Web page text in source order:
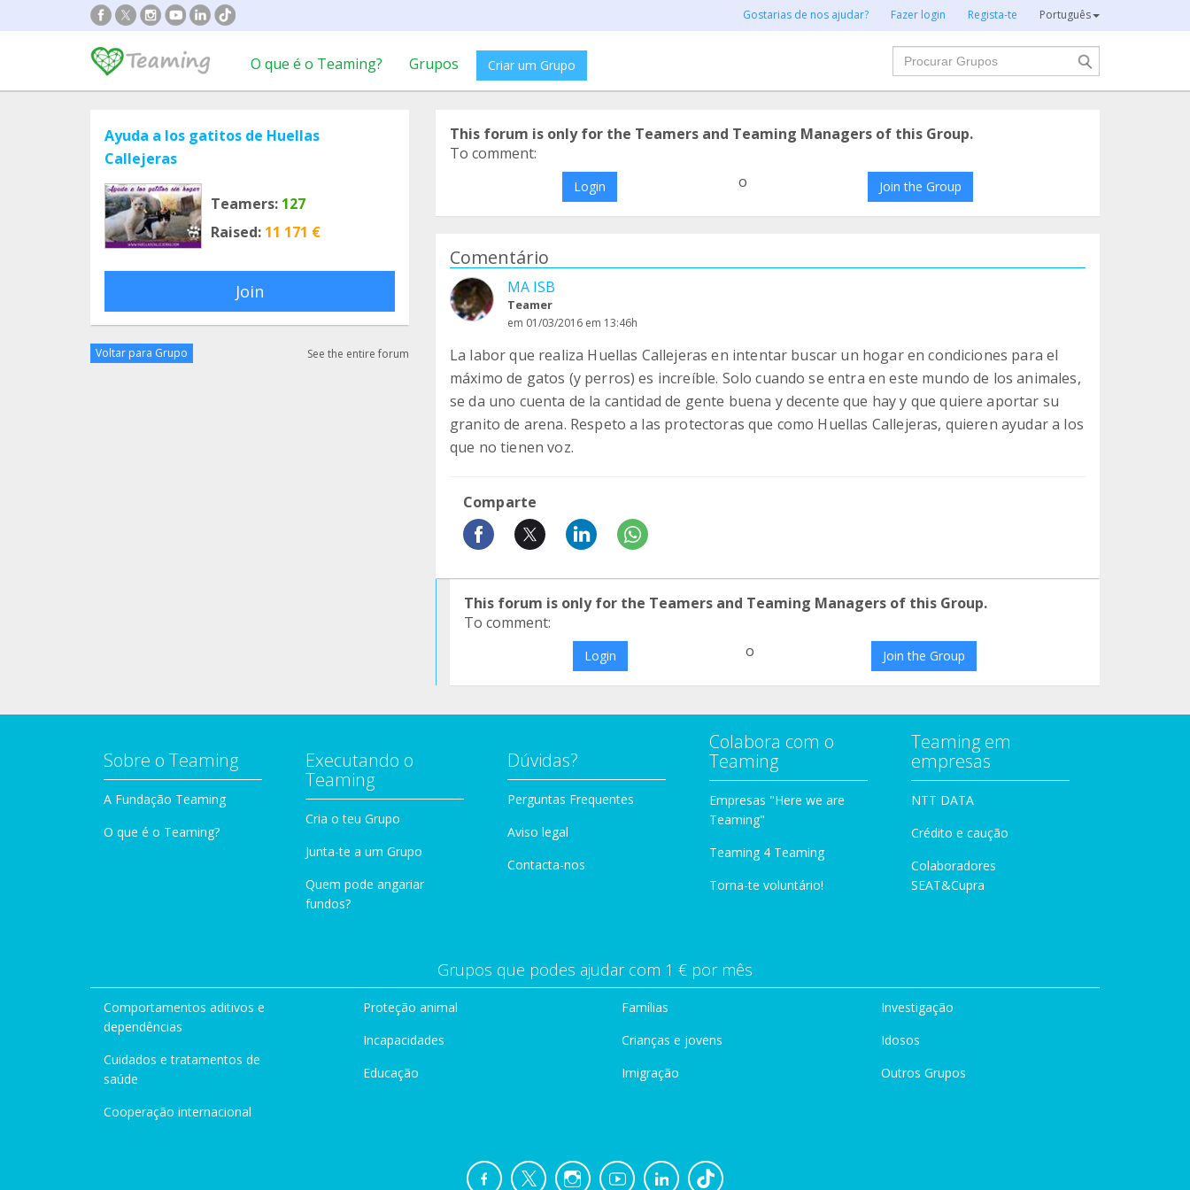
Gostarias de nos ajudar? Fazer login Regista-te Português
O que é o Teaming? Grupos Criar um Grupo
Procurar
Ayuda a los gatitos de Huellas
Callejeras
Teamers: 127
Raised: 11 171 €
Join
Voltar para Grupo See the entire forum
This forum is only for the Teamers and Teaming Managers of this Group.
To comment:
Login o Join the Group
Comentário
MA ISB
Teamer
em 01/03/2016 em 13:46h
La labor que realiza Huellas Callejeras en intentar buscar un hogar en condiciones para el
máximo de gatos (y perros) es increíble. Solo cuando se entra en este mundo de los animales,
se da uno cuenta de la cantidad de gente buena y decente que hay y que quiere aportar su
granito de arena. Respeto a las protectoras que como Huellas Callejeras, quieren ayudar a los
que no tienen voz.
Comparte
This forum is only for the Teamers and Teaming Managers of this Group.
To comment:
Login o Join the Group
Sobre o Teaming
A Fundação Teaming
O que é o Teaming?
Executando o
Teaming
Cria o teu Grupo
Junta-te a um Grupo
Quem pode angariar
fundos?
Dúvidas?
Perguntas Frequentes
Aviso legal
Contacta-nos
Colabora com o
Teaming
Empresas "Here we are
Teaming"
Teaming 4 Teaming
Torna-te voluntário!
Teaming em
empresas
NTT DATA
Crédito e caução
Colaboradores
SEAT&Cupra
Grupos que podes ajudar com 1 € por mês
Comportamentos aditivos e
dependências
Cuidados e tratamentos de
saúde
Cooperação internacional
Proteção animal
Incapacidades
Educação
Famílias
Crianças e jovens
Imigração
Investigação
Idosos
Outros Grupos